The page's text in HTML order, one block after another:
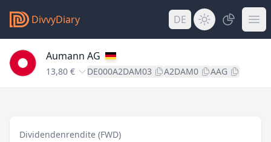
DivvyDiary DE
Aumann AG
13,80 € DE000A2DAM03 A2DAM0 AAG
Dividendenrendite (FWD)